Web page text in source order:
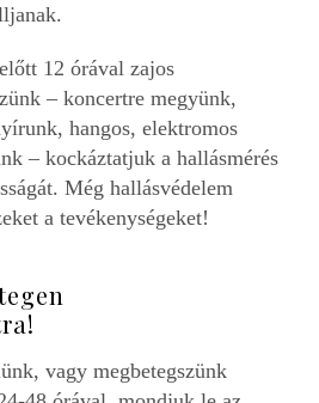
12 órával zajos
– koncertre megyünk,
hangos, elektromos
– kockáztatjuk a hallásmérés
Még hallásvédelem
a tevékenységeket!
vagy megbetegszünk